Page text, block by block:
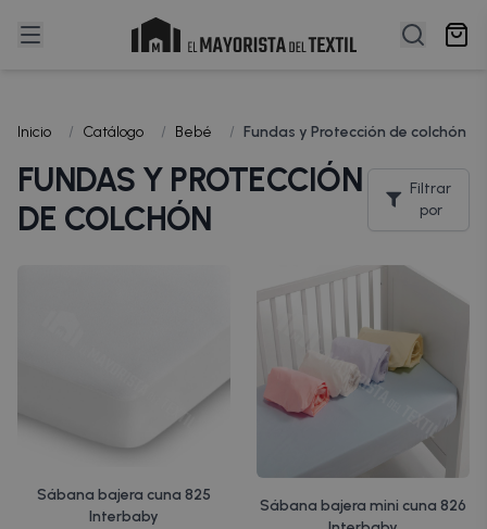
Inicio / Catálogo / Bebé / Fundas y Protección de colchón
FUNDAS Y PROTECCIÓN
DE COLCHÓN
Filtrar
por
Sábana bajera cuna 825
Interbaby
Sábana bajera mini cuna 826